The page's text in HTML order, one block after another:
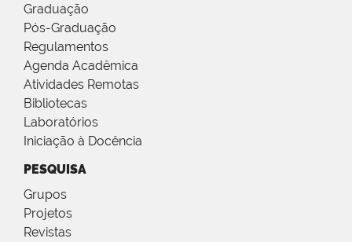
Graduação
Pós-Graduação
Regulamentos
Agenda Acadêmica
Atividades Remotas
Bibliotecas
Laboratórios
Iniciação à Docência
PESQUISA
Grupos
Projetos
Revistas